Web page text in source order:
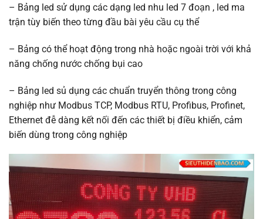
– Bảng led sử dụng các dạng led nhu led 7 đoạn , led ma
trận tùy biến theo từng đầu bài yêu cầu cụ thể
– Bảng có thể hoạt động trong nhà hoặc ngoài trời với khả
năng chống nước chống bụi cao
– Bảng led sủ dụng các chuẩn truyển thông trong công
nghiệp như Modbus TCP, Modbus RTU, Profibus, Profinet,
Ethernet đễ dàng kết nối đến các thiết bị điều khiển, cảm
biến dùng trong công nghiệp